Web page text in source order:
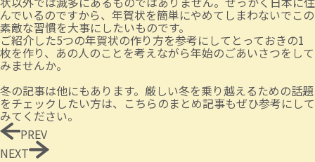
んでいるのですから、年賀状を簡単にやめてしまわないでこの
素敵な習慣を大事にしたいものです。
ご紹介した5つの年賀状の作り方を参考にしてとっておきの1
枚を作り、あの人のことを考えながら年始のごあいさつをして
みませんか。
冬の記事は他にもあります。厳しい冬を乗り越えるための話題
をチェックしたい方は、 こちらのまとめ記事もぜひ参考にして
みてください。
PREV
NEXT